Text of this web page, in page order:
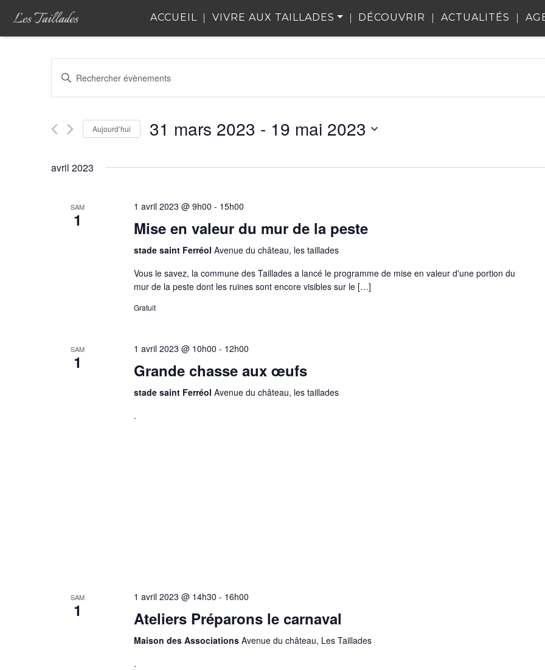
ACCUEIL VIVRE AUX TAILLADES DÉCOUVRIR ACTUALITÉS
R
e
h
e
Saisir
Évènements
clé.
Aujourd’hui 31 mars 2023 - 19 mai 2023
avril 2023
SAM
1
1 avril 2023 @ 9h00 - 15h00
Mise en valeur du mur de la peste
stade saint Ferréol Avenue du château, les taillades
Vous le savez, la commune des Taillades a lancé le programme de mise en valeur d'une portion du
mur de la peste dont les ruines sont encore visibles sur le […]
Gratuit
SAM
1
1 avril 2023 @ 10h00 - 12h00
Grande chasse aux œufs
stade saint Ferréol Avenue du château, les taillades
.
SAM
1
1 avril 2023 @ 14h30 - 16h00
Ateliers Préparons le carnaval
Maison des Associations Avenue du château, Les Taillades
.